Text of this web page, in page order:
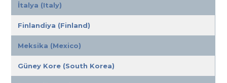
İtalya (Italy)
Finlandiya (Finland)
Meksika (Mexico)
Güney Kore (South Korea)